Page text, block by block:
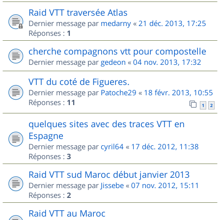
Raid VTT traversée Atlas
Dernier message par medarny « 21 déc. 2013, 17:25
Réponses : 1
cherche compagnons vtt pour compostelle
Dernier message par gedeon « 04 nov. 2013, 17:32
VTT du coté de Figueres.
Dernier message par Patoche29 « 18 févr. 2013, 10:55
Réponses : 11 1 2
quelques sites avec des traces VTT en
Espagne
Dernier message par cyril64 « 17 déc. 2012, 11:38
Réponses : 3
Raid VTT sud Maroc début janvier 2013
Dernier message par Jissebe « 07 nov. 2012, 15:11
Réponses : 2
Raid VTT au Maroc